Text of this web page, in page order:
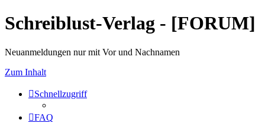
Schreiblust-Verlag - [FORUM]
Neuanmeldungen nur mit Vor und Nachnamen
Zum Inhalt
Schnellzugriff
FAQ